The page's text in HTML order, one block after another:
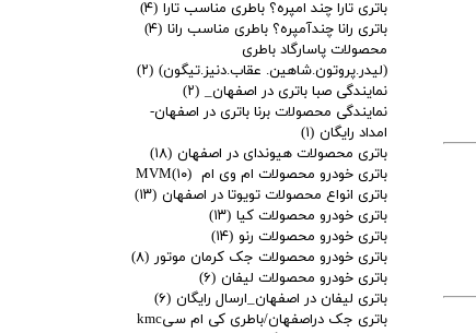
باتری تارا چند امپره؟ باطری مناسب تارا (۴)
باتری رانا چندآمپره؟ باطری مناسب رانا (۴)
محصولات پاسارگاد باطری
(لیدر.پروتون.شاهین. عقاب.دنیز.تیگون) (۲)
نمایندگی صبا باتری در اصفهان_ (۲)
نمایندگی محصولات برنا باتری در اصفهان-
امداد رایگان (۱)
باتری محصولات هیوندای در اصفهان (۱۸)
باتری خودرو محصولات ام وی ام MVM (۱۰)
باتری انواع محصولات تویوتا در اصفهان (۱۳)
باتری خودرو محصولات کیا (۱۳)
باتری خودرو محصولات رنو (۱۴)
باتری خودرو محصولات جک کرمان موتور (۸)
باتری خودرو محصولات لیفان (۶)
باتری لیفان در اصفهان_ارسال رایگان (۶)
باتری جک دراصفهان/باطری کی ام سیkmc